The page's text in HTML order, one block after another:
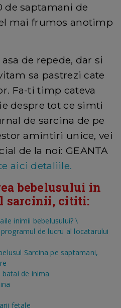
de saptamani de
mai frumos anotimp
de repede, dar si
sa pastrezi cate
Fa-ti timp cateva
despre tot ce simti
de sarcina de pe
amintiri unice, vei
de la noi: GEANTA
aici detaliile.
bebelusului in
sarcinii, cititi:
inimii bebelusului? \
de lucru al locatarului
Sarcina pe saptamani,
batai de inima
fetale